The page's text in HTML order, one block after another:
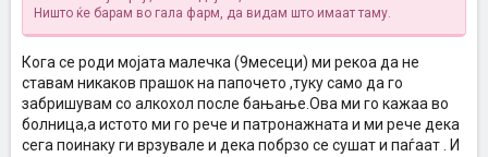
Ништо ќе барам во гала фарм, да видам што имаат таму.
Кога се роди мојата малечка (9месеци) ми рекоа да не
ставам никаков прашок на папочето ,туку само да го
забришувам со алкохол после бањање.Ова ми го кажаа во
болница,а истото ми го рече и патронажната и ми рече дека
сега поинаку ги врзувале и дека побрзо се сушат и паѓаат . И